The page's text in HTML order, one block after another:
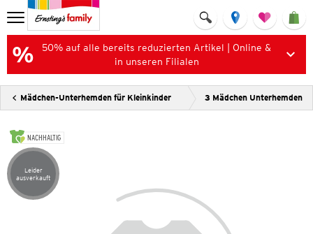
50% auf alle bereits reduzierten Artikel | Online &
in unseren Filialen
Mädchen-Unterhemden für Kleinkinder 3 Mädchen Unterhemden
NACHHALTIG
Artikel leider ausverkauft
Leider
ausverkauft